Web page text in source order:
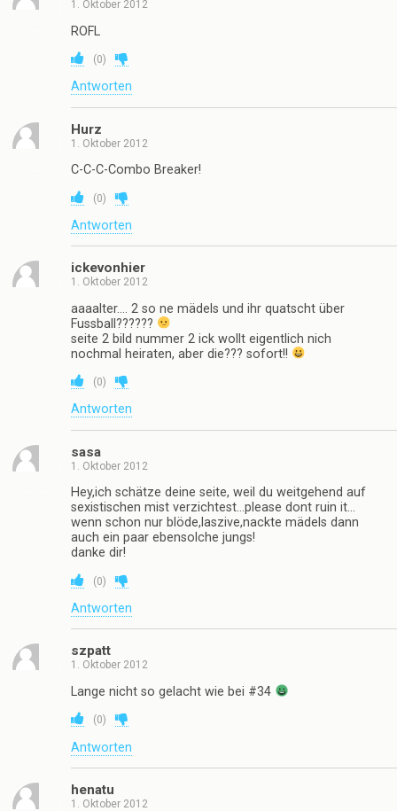
1. Oktober 2012
ROFL
(0)
Antworten
Hurz
1. Oktober 2012
C-C-C-Combo Breaker!
(0)
Antworten
ickevonhier
1. Oktober 2012
aaaalter…. 2 so ne mädels und ihr quatscht über
Fussball??????
seite 2 bild nummer 2 ick wollt eigentlich nich
nochmal heiraten, aber die??? sofort!!
(0)
Antworten
sasa
1. Oktober 2012
Hey,ich schätze deine seite, weil du weitgehend auf
sexistischen mist verzichtest…please dont ruin it…
wenn schon nur blöde,laszive,nackte mädels dann
auch ein paar ebensolche jungs!
danke dir!
(0)
Antworten
szpatt
1. Oktober 2012
Lange nicht so gelacht wie bei #34
(0)
Antworten
henatu
1. Oktober 2012